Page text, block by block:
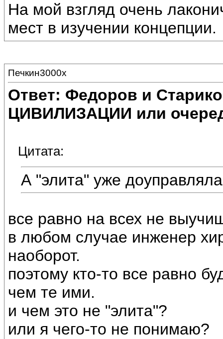
На мой взгляд очень
мест в изучении концепции.
Печкин3000х
Ответ: Федоров и
ЦИВИЛИЗАЦИИ или
Цитата:
А "элита" уже
все равно на всех не
в любом случае инженер
наоборот.
поэтому кто-то все равно
чем те ими.
и чем это не "элита"?
или я чего-то не понимаю?